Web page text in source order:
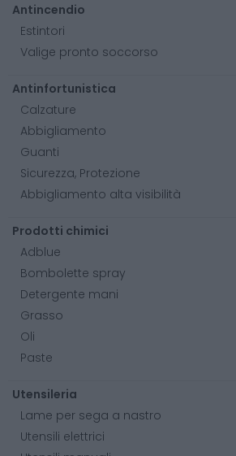
Antincendio
Estintori
Valige pronto soccorso
Antinfortunistica
Calzature
Abbigliamento
Guanti
Sicurezza, Protezione
Abbigliamento alta visibilità
Prodotti chimici
Adblue
Bombolette spray
Detergente mani
Grasso
Oli
Paste
Utensileria
Lame per sega a nastro
Utensili elettrici